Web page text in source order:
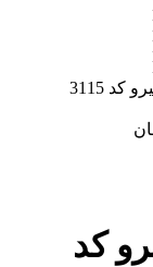
3115
کد